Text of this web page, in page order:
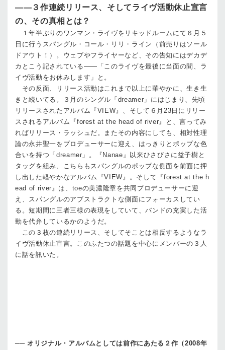
――３作連続リリース、そしてライヴ活動休止宣言
の、その真相とは？
１年半ぶりのワンマン・ライヴをリキッドルームにて６月５
日に行うスパングル・コール・リリ・ライン（前売りはソール
ドアウト！）。ウェブやフライヤーなど、その告知にはデカデ
カとこう記されている——「このライヴを最後に当面の間、ラ
イヴ活動をお休みします」と。
その反面、リリース活動はこれまで以上に華やかに、生き生
きと続いてる。３月のシングル「dreamer」にはじまり、先頃
リリースされたアルバム『VIEW』、そして６月23日にリリー
スされるアルバム『forest at the head of river』と、言ってみ
ればリリース・ラッシュだ。またその内容にしても、相対性理
論の永井聖一をプロデューサーに迎え、はっきりとポップな色
合いを持つ「dreamer」。『Nanae』以来ひさびさに益子樹と
タッグを組み、こちらもスパングルのポップな側面を前面に押
し出した軽やかなアルバム『VIEW』。そして『forest at the h
ead of river』は、toeの美濃隆章を共同プロデューサーに迎
え、スパングルのアブストラクトな側面にフォーカスしてい
る。短期間に三者三様の表現をしていて、バンドの充実した活
動を代弁しているかのようだ。
この３枚の連続リリース、そしてそことは相反するようなラ
イヴ活動休止宣言。このふたつの話題を中心にメンバーの３人
に話を訊いた。
── オリジナル・アルバムとしては前作にあたる２作（2008年